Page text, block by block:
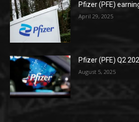
Pfizer (PFE)
April 29, 2025
Pfizer (PFE) Q2
August 5, 2025